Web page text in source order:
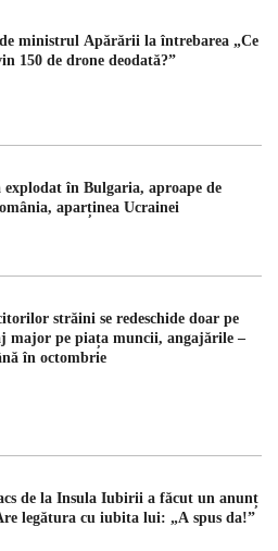
ministrul Apărării la întrebarea „Ce
150 de drone deodată?”
explodat în Bulgaria, aproape de
aparținea Ucrainei
străini se redeschide doar pe
major pe piața muncii, angajările –
în octombrie
de la Insula Iubirii a făcut un anunț
legătura cu iubita lui: „A spus da!”